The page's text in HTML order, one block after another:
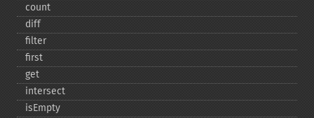
count
diff
filter
first
get
intersect
isEmpty